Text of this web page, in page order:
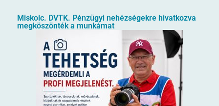
Miskolc. DVTK. Pénzügyi nehézségekre hivatkozva
megköszönték a munkámat